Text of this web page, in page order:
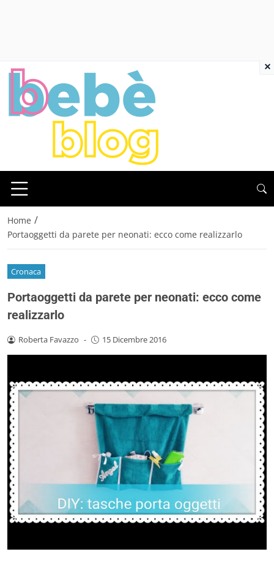
Home /
Portaoggetti da parete per neonati: ecco come realizzarlo
Cronaca
Portaoggetti da parete per neonati: ecco come
realizzarlo
Roberta Favazzo - 15 Dicembre 2016
×